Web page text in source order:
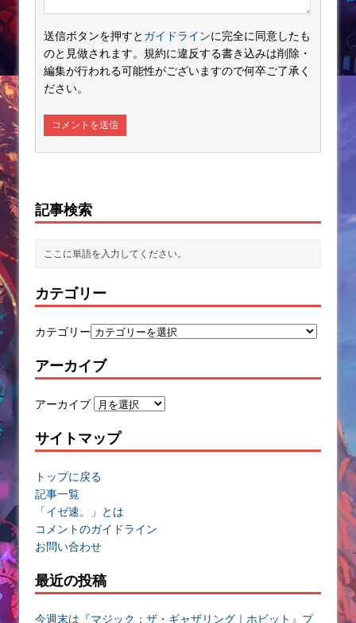
送信ボタンを押すと ガイドラインに完全に同意したも
のと見做されます。規約に違反する書き込みは削除・
編集が行われる可能性がございますので何卒ご了承く
ださい。
記事検索
カテゴリー
カテゴリー
アーカイブ
アーカイブ
サイトマップ
トップに戻る
記事一覧
「イゼ速。」とは
コメントのガイドライン
お問い合わせ
最近の投稿
今週末は『マジック：ザ・ギャザリング｜ホビット』プ